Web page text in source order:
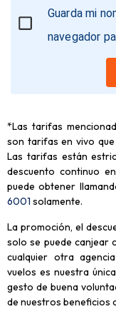
Guarda mi
navegador
*Las tarifas
son tarifas en vivo
Las tarifas están
descuento continuo
puede obtener
6001 solamente.
La promoción, el
solo se puede canjear
cualquier otra
vuelos es nuestra
gesto de buena
de nuestros beneficios